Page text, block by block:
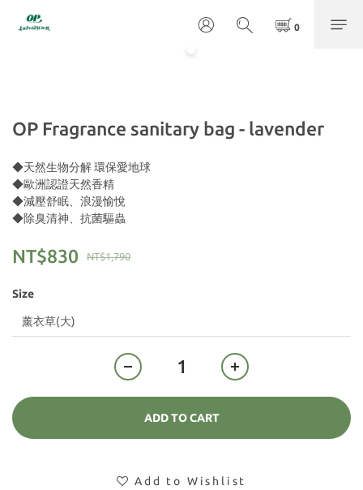
OP Fragrance sanitary bag - lavender
◆天然生物分解 環保愛地球
◆歐洲認證天然香精
◆減壓舒眠、浪漫愉悅
◆除臭清神、抗菌驅蟲
NT$1,790
NT$830
Size
ADD TO CART
Add to Wishlist